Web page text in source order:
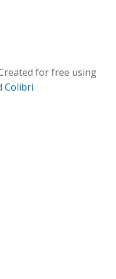
for free using
Colibri